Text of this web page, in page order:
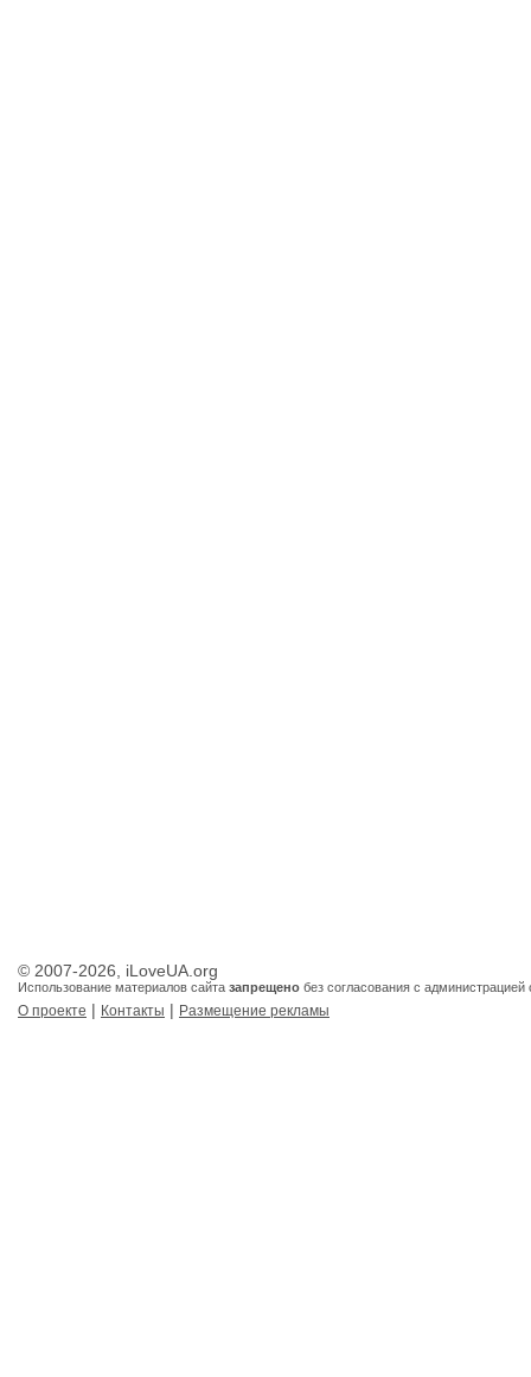
© 2007-2026, iLoveUA.org
Использование материалов сайта запрещено без согласования с администрацией
О проекте | Контакты | Размещение рекламы